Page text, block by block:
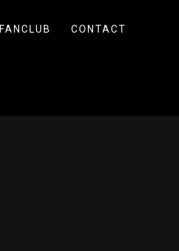
FANCLUB CONTACT